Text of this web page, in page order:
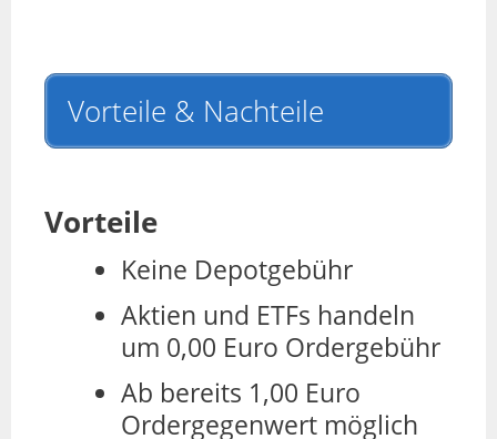
Vorteile & Nachteile
Vorteile
Keine Depotgebühr
Aktien und ETFs handeln
um 0,00 Euro Ordergebühr
Ab bereits 1,00 Euro
Ordergegenwert möglich